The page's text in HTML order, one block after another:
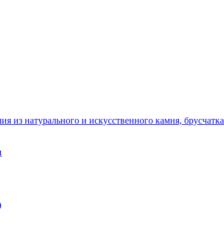
из натурального и искусственного камня, брусчатка